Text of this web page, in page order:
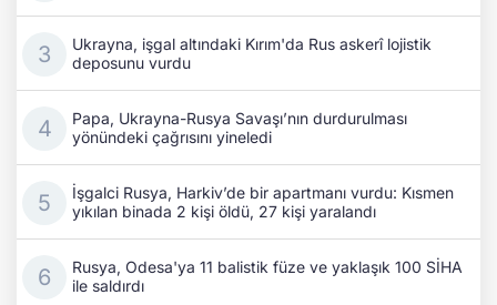
Ukrayna, işgal altındaki Kırım'da Rus askerî lojistik
deposunu vurdu
Papa, Ukrayna-Rusya Savaşı’nın durdurulması
yönündeki çağrısını yineledi
İşgalci Rusya, Harkiv’de bir apartmanı vurdu: Kısmen
yıkılan binada 2 kişi öldü, 27 kişi yaralandı
Rusya, Odesa'ya 11 balistik füze ve yaklaşık 100 SİHA
ile saldırdı